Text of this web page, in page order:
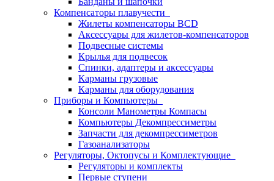
Компенсаторы плавучести
Жилеты компенсаторы BCD
Аксессуары для жилетов-компенсаторов
Подвесные системы
Крылья для подвесок
Спинки, адаптеры и аксессуары
Карманы грузовые
Карманы для оборудования
Приборы и Компьютеры
Консоли Манометры Компасы
Компьютеры Декомпрессиметры
Запчасти для декомпрессиметров
Газоанализаторы
Регуляторы, Октопусы и Комплектующие
Регуляторы и комплекты
Первые ступени